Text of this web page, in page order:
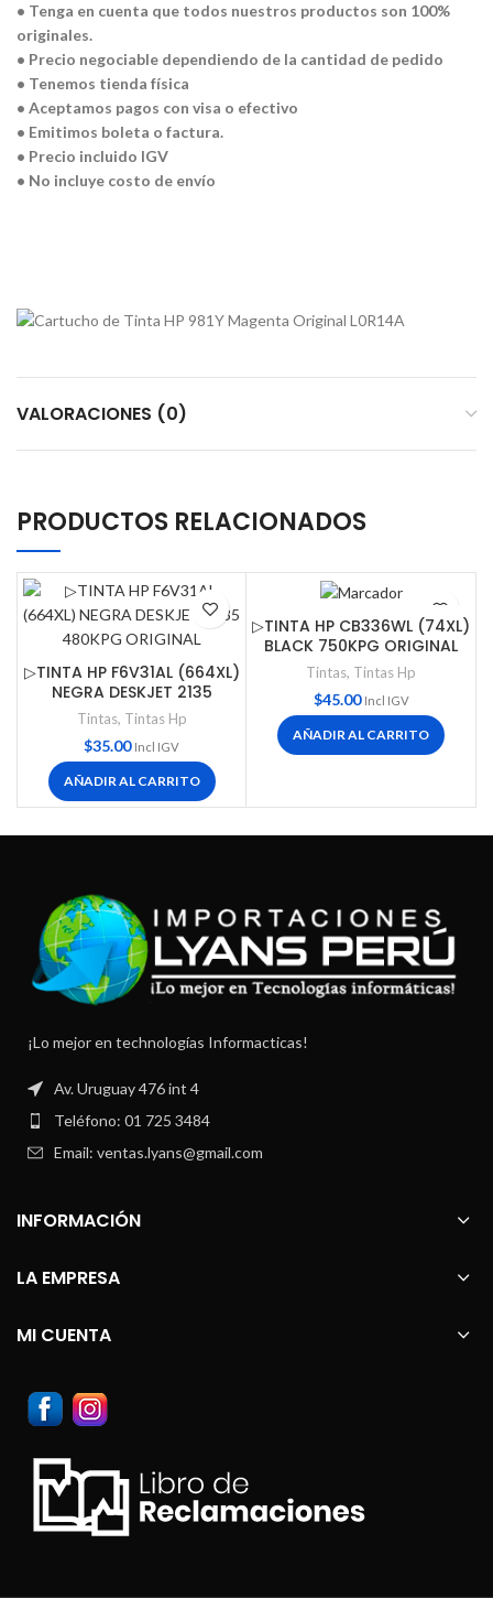
• Tenga en cuenta que todos nuestros productos son 100%
originales.
• Precio negociable dependiendo de la cantidad de pedido
• Tenemos tienda física
• Aceptamos pagos con visa o efectivo
• Emitimos boleta o factura.
• Precio incluido IGV
• No incluye costo de envío
VALORACIONES (0)
PRODUCTOS RELACIONADOS
▷TINTA HP F6V31AL (664XL)
NEGRA DESKJET 2135
480KPG ORIGINAL
Tintas, Tintas Hp
$35.00 Incl IGV
AÑADIR AL CARRITO
▷TINTA HP CB336WL (74XL)
BLACK 750KPG ORIGINAL
Tintas, Tintas Hp
$45.00 Incl IGV
AÑADIR AL CARRITO
¡Lo mejor en technologías Informacticas!
Av. Uruguay 476 int 4
Teléfono: 01 725 3484
Email: ventas.lyans@gmail.com
INFORMACIÓN
LA EMPRESA
MI CUENTA